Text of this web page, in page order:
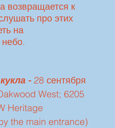
возвращается к
про этих
на
- 28 сентября
West; 6205
Heritage
the main entrance)